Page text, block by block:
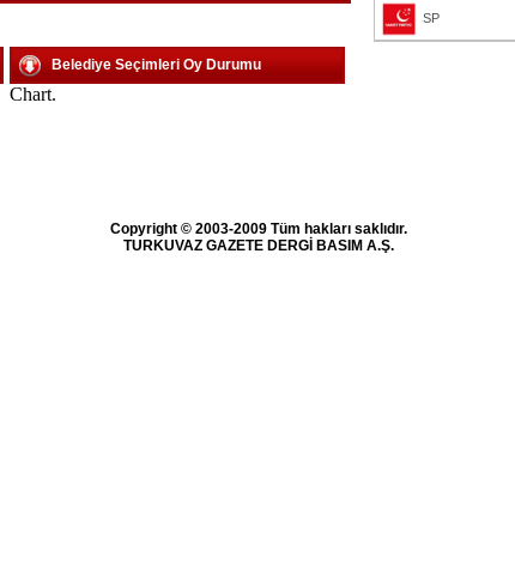
Belediye Seçimleri Oy Durumu
Chart.
SP
Copyright © 2003-2009 Tüm hakları saklıdır.
TURKUVAZ GAZETE DERGİ BASIM A.Ş.